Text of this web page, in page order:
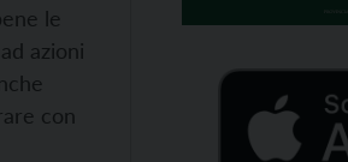
le
azioni
con